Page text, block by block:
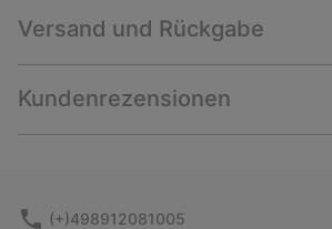
Versand und Rückgabe
Kundenrezensionen
(+)498912081005